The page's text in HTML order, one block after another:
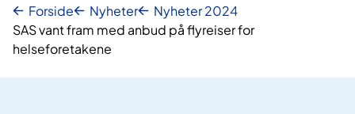
Forside Nyheter
Nyheter 2024
SAS vant fram med anbud på flyreiser for
helseforetakene